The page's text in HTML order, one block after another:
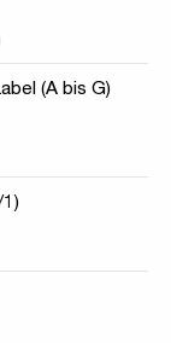
(A bis G)